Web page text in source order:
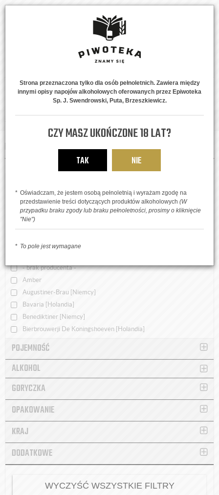
MENU 0
PIWNE STYLE
KATEGORIE
BROWAR
- brak producenta -
Amber
Augustiner-Brau [Niemcy]
Bavaria [Holandia]
Benediktiner [Niemcy]
Bierbrouwerji De Koningshoeven [Holandia]
Boon [Belgia]
Brokreacja
Browar Jabłonowo
Browar Mentzen
Browar Stu Mostów
Browar Tarnobrzeg
Browar Zamkowy Racibórz
Chimay (Scourmont Abbey) - Trapiści [Belgia]
Duvel Moortgate [Belgia]
POJEMNOŚĆ
ALKOHOL
GORYCZKA
OPAKOWANIE
KRAJ
DODATKOWE
WYCZYŚĆ WSZYSTKIE FILTRY
Strona przeznaczona tylko dla osób pełnoletnich. Zawiera między
innymi opisy napojów alkoholowych oferowanych przez Epiwoteka
Sp. J. Swendrowski, Puta, Brzeszkiewicz.
CZY MASZ UKOŃCZONE 18 LAT?
TAK NIE
Oświadczam, że jestem osobą pełnoletnią i wyrażam zgodę na
przedstawienie treści dotyczących produktów alkoholowych (W
przypadku braku zgody lub braku pełnoletności, prosimy o kliknięcie
"Nie")
To pole jest wymagane